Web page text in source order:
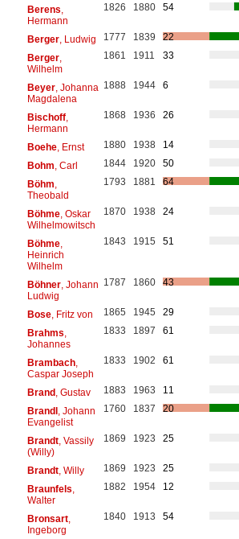
Berens
Hermann
1826 1880 54
Berger, Ludwig 1777 1839
22
Berger,
Wilhelm
1861 1911 33
Beyer, Johanna
Magdalena
1888 1944 6
Bischoff,
Hermann
1868 1936 26
Boehe, Ernst 1880 1938
14
Bohm , Carl 1844 1920
50
Böhm
Theobald
1793 1881 64
Böhme, Oskar
Wilhelmowitsch
1870 1938 24
Böhme,
Heinrich
Wilhelm
1843 1915 51
Böhner, Johann
Ludwig
1787 1860 43
Bose, Fritz von 1865 1945
29
Brahms
Johannes
1833 1897 61
Brambach,
Caspar Joseph
1833 1902 61
Brand, Gustav 1883 1963
11
Brandl, Johann
Evangelist
1760 1837 20
Brandt, Vassily
(Willy)
1869 1923 25
Brandt, Willy 1869 1923
25
Braunfels
Walter
1882 1954 12
Bronsart,
Ingeborg
1840 1913 54